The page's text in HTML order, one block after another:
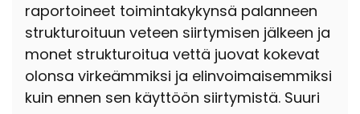
raportoineet toimintakykynsä palanneen
strukturoituun veteen siirtymisen jälkeen ja
monet strukturoitua vettä juovat kokevat
olonsa virkeämmiksi ja elinvoimaisemmiksi
kuin ennen sen käyttöön siirtymistä. Suuri